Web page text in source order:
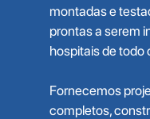
montadas e
prontas a serem
hospitais de todo
Fornecemos
completos,